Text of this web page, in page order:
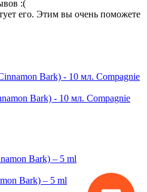
:(
его. Этим вы очень поможете
Bark) - 10 мл. Compagnie
Bark) – 5 ml